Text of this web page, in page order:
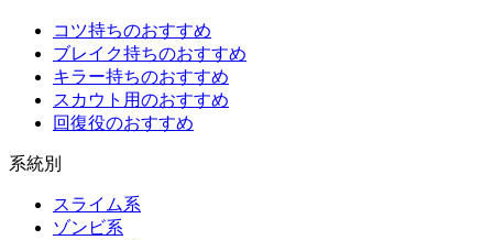
コツ持ちのおすすめ
ブレイク持ちのおすすめ
キラー持ちのおすすめ
スカウト用のおすすめ
回復役のおすすめ
系統別
スライム系
ゾンビ系